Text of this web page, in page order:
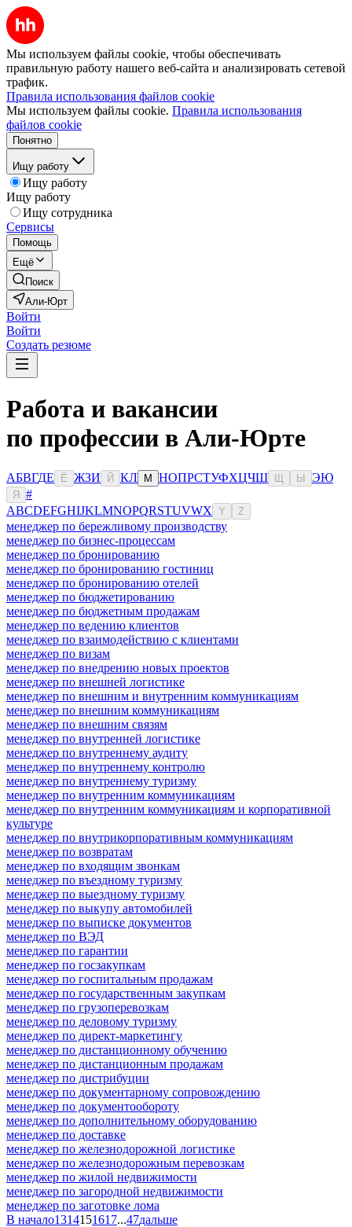
Мы используем файлы cookie, чтобы обеспечивать
правильную работу нашего веб-сайта и анализировать сетевой
трафик.
Правила использования файлов cookie
Мы используем файлы cookie. Правила использования
файлов cookie
Понятно
Ищу работу
Ищу работу
Ищу работу
Ищу сотрудника
Сервисы
Помощь
Ещё
Поиск
Али-Юрт
Войти
Войти
Создать резюме
Работа и вакансии
по профессии в Али-Юрте
АБВГДЕ Ё ЖЗИ Й КЛ М НОПРСТУФХЦЧШ Ы ЭЮ
Я
#
ABCDEFGHIJKLMNOPQRSTUVWX Y Z
менеджер по бережливому производству
менеджер по бизнес-процессам
менеджер по бронированию
менеджер по бронированию гостиниц
менеджер по бронированию отелей
менеджер по бюджетированию
менеджер по бюджетным продажам
менеджер по ведению клиентов
менеджер по взаимодействию с клиентами
менеджер по визам
менеджер по внедрению новых проектов
менеджер по внешней логистике
менеджер по внешним и внутренним коммуникациям
менеджер по внешним коммуникациям
менеджер по внешним связям
менеджер по внутренней логистике
менеджер по внутреннему аудиту
менеджер по внутреннему контролю
менеджер по внутреннему туризму
менеджер по внутренним коммуникациям
менеджер по внутренним коммуникациям и корпоративной
культуре
менеджер по внутрикорпоративным коммуникациям
менеджер по возвратам
менеджер по входящим звонкам
менеджер по въездному туризму
менеджер по выездному туризму
менеджер по выкупу автомобилей
менеджер по выписке документов
менеджер по ВЭД
менеджер по гарантии
менеджер по госзакупкам
менеджер по госпитальным продажам
менеджер по государственным закупкам
менеджер по грузоперевозкам
менеджер по деловому туризму
менеджер по директ-маркетингу
менеджер по дистанционному обучению
менеджер по дистанционным продажам
менеджер по дистрибуции
менеджер по документарному сопровождению
менеджер по документообороту
менеджер по дополнительному оборудованию
менеджер по доставке
менеджер по железнодорожной логистике
менеджер по железнодорожным перевозкам
менеджер по жилой недвижимости
менеджер по загородной недвижимости
менеджер по заготовке лома
В начало1314151617...47дальше